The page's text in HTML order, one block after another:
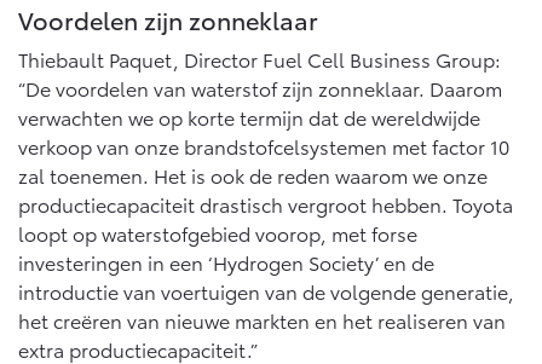
Vanaf € 37.995,-
bZ4X
BATTERIJ-ELEKTRISCH
Vanaf € 39.995,-
bZ4X Touring
BATTERIJ-ELEKTRISCH
Vanaf € 48.995,-
Abonnementen
Multimedia
Connected check
Navigatie updates
Voordelen zijn zonneklaar
Thiebault Paquet, Director Fuel Cell Business Group:
“De voordelen van waterstof zijn zonneklaar. Daarom
verwachten we op korte termijn dat de wereldwijde
verkoop van onze brandstofcelsystemen met factor 10
zal toenemen. Het is ook de reden waarom we onze
productiecapaciteit drastisch vergroot hebben. Toyota
loopt op waterstofgebied voorop, met forse
investeringen in een ‘Hydrogen Society’ en de
introductie van voertuigen van de volgende generatie,
het creëren van nieuwe markten en het realiseren van
extra productiecapaciteit.”